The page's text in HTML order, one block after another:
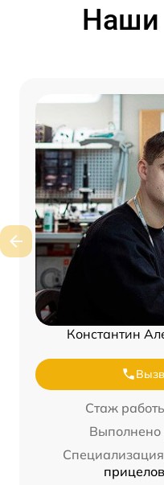
Наши
Константин
Стаж
Выполнено